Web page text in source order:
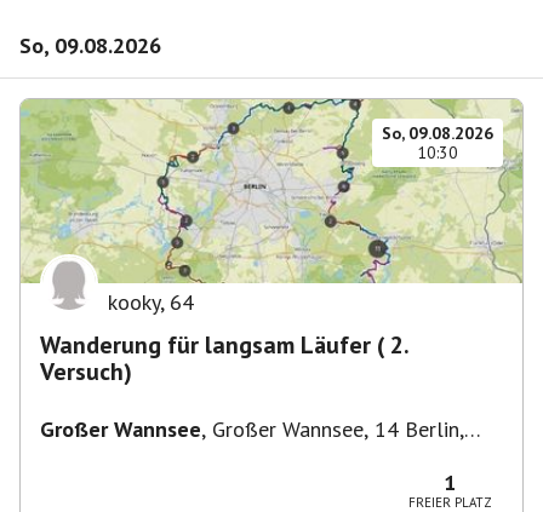
So, 09.08.2026
So, 09.08.2026
10:30
kooky, 64
Wanderung für langsam Läufer ( 2.
Versuch)
Großer Wannsee, Großer Wannsee, 14 Berlin,
1
FREIER PLATZ